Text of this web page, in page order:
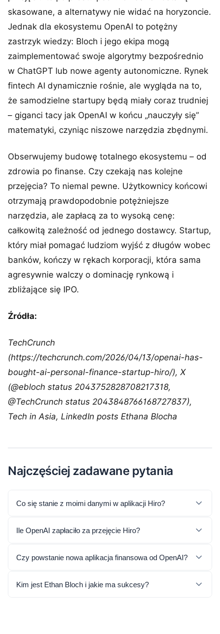
skasowane, a alternatywy nie widać na horyzoncie.
Jednak dla ekosystemu OpenAI to potężny
zastrzyk wiedzy: Bloch i jego ekipa mogą
zaimplementować swoje algorytmy bezpośrednio
w ChatGPT lub nowe agenty autonomiczne. Rynek
fintech AI dynamicznie rośnie, ale wygląda na to,
że samodzielne startupy będą miały coraz trudniej
– giganci tacy jak OpenAI w końcu „nauczyły się”
matematyki, czyniąc niszowe narzędzia zbędnymi.
Obserwujemy budowę totalnego ekosystemu – od
zdrowia po finanse. Czy czekają nas kolejne
przejęcia? To niemal pewne. Użytkownicy końcowi
otrzymają prawdopodobnie potężniejsze
narzędzia, ale zapłacą za to wysoką cenę:
całkowitą zależność od jednego dostawcy. Startup,
który miał pomagać ludziom wyjść z długów wobec
banków, kończy w rękach korporacji, która sama
agresywnie walczy o dominację rynkową i
zbliżające się IPO.
Źródła:
TechCrunch
(https://techcrunch.com/2026/04/13/openai-has-
bought-ai-personal-finance-startup-hiro/), X
(@ebloch status 2043752828708217318,
@TechCrunch status 2043848766168727837),
Tech in Asia, LinkedIn posts Ethana Blocha
Najczęściej zadawane pytania
Co się stanie z moimi danymi w aplikacji Hiro?
Ile OpenAI zapłaciło za przejęcie Hiro?
Czy powstanie nowa aplikacja finansowa od OpenAI?
Kim jest Ethan Bloch i jakie ma sukcesy?